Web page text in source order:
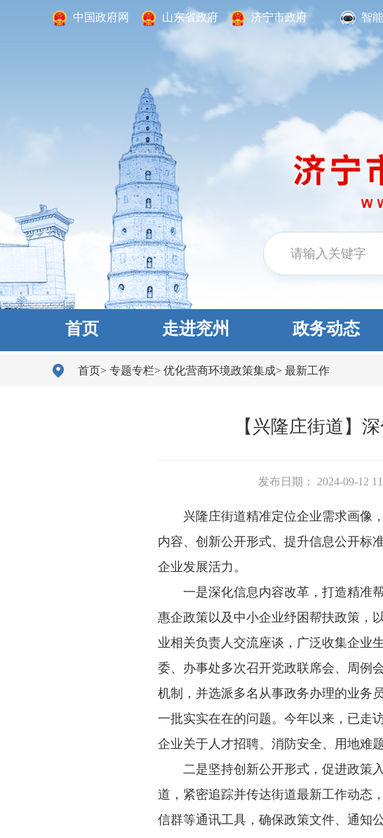
中国政府网 山东省政府 济宁市政府 智
首页 走进兖州 政务动态
首页> 专题专栏> 优化营商环境政策集成> 最新工作
【兴隆庄街道】
发布日期： 2024-09-12
兴隆庄街道精准定位企业需求画像
内容、创新公开形式、提升信息公开标
企业发展活力。
一是深化信息内容改革，打造精准
惠企政策以及中小企业纾困帮扶政策，
业相关负责人交流座谈，广泛收集企业
委、办事处多次召开党政联席会、周例
机制，并选派多名从事政务办理的业务
一批实实在在的问题。今年以来，已走
企业关于人才招聘、消防安全、用地难
二是坚持创新公开形式，促进政策
道，紧密追踪并传达街道最新工作动态
信群等通讯工具，确保政策文件、通知